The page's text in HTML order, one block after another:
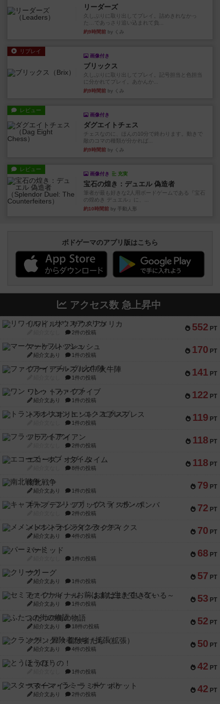
リーダーズ
久しぶりに取り出してプレイ。詰めきれなかっ
た…であっさり追い込まれて負...
約9時間前 by くみ
リプレイ
画像付き
ブリックス
久しぶりに取り出してプレイ。記号担当と色担当
に分かれてプレイ。あかんか...
約9時間前 by くみ
レビュー
画像付き
ダグエイトチェス
チェスなのに、ほんの10分で終わります。動きで
敵のコマの種類が分かれば...
約9時間前 by くみ
レビュー
画像付き 充実
宝石の煌き：デュエル 偽造者
筆者が最も好きな2人用ボードゲームである『宝石
の煌めき デュエル』に、...
約10時間前 by 手動人形
ボドゲーマのアプリ版はこちら
アクセス数 急上昇中
552 PT
リワイルド：サウスアメリカ
2件の投稿
170 PT
マーケットフレッシュ
紹介文あり 1件の投稿
141 PT
ファイアー・ブルズ / 火牛陣
1件の投稿
122 PT
ワン・トゥ・ファイブ
紹介文あり 1件の投稿
119 PT
トランスオリエント・エクスプレス
1件の投稿
118 PT
フラットアイアン
2件の投稿
118 PT
エコーズ・オブ・タイム
8件の投稿
79 PT
南北戦争
紹介文あり 1件の投稿
72 PT
キャプテン・フリップ：イスラ・ボンバ
2件の投稿
70 PT
メメントオンラインタクティクス
紹介文あり 4件の投稿
68 PT
パーミッド
1件の投稿
57 PT
クリーグ
紹介文あり 1件の投稿
53 PT
セミファイナル ～お前はまだ生きている～
紹介文あり 1件の投稿
52 PT
ふたつの街の物語
紹介文あり 18件の投稿
50 PT
クランク! ：冒険者たち（拡張）
紹介文あり 4件の投稿
42 PT
とうほうの！
1件の投稿
42 PT
スターマイン・ラミー ポケット
紹介文あり 2件の投稿